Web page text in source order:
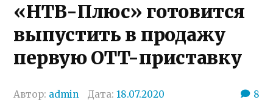
«НТВ-Плюс» готовится
выпустить в продажу
первую OTT-приставку
Автор: admin Дата:18.07.2020 8